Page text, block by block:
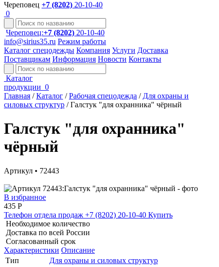
Череповец +7 (8202) 20-10-40
0
Череповец:+7 (8202) 20-10-40
info@sirius35.ru Режим работы
Каталог спецодежды Компания Услуги Доставка
Поставщикам Информация Новости Контакты
Каталог
продукции 0
Главная / Каталог / Рабочая спецодежда / Для охраны и
силовых структур / Галстук "для охранника" чёрный
Галстук "для охранника"
чёрный
Артикул • 72443
В избранное
435 Р
Телефон отдела продаж +7 (8202) 20-10-40 Купить
Необходимое количество
Доставка по всей России
Согласованный срок
Характеристики Описание
Тип
Для охраны и силовых структур